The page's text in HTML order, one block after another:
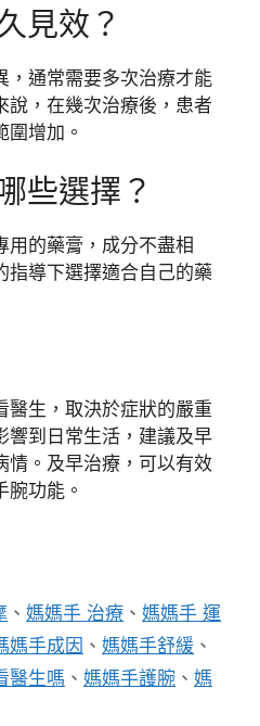
見效？
，通常需要多次治療才能
說，在幾次治療後，患者
圍增加。
些選擇？
用的藥膏，成分不盡相
指導下選擇適合自己的藥
醫生，取決於症狀的嚴重
響到日常生活，建議及早
情。及早治療，可以有效
腕功能。
、媽媽手 治療 、媽媽手 運
媽手成因 、 媽媽手舒緩 、
醫生嗎 、 媽媽手護腕 、 媽